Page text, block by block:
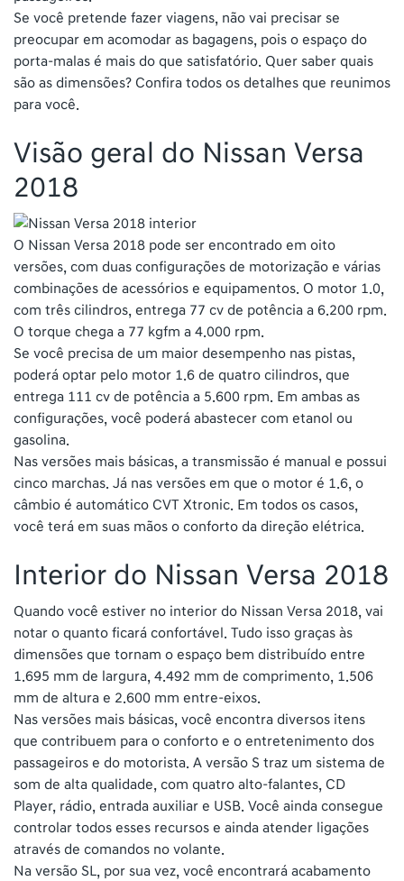
Se você pretende fazer viagens, não vai precisar se
preocupar em acomodar as bagagens, pois o espaço do
porta-malas é mais do que satisfatório. Quer saber quais
são as dimensões? Confira todos os detalhes que reunimos
para você.
Visão geral do Nissan Versa
2018
O Nissan Versa 2018 pode ser encontrado em oito
versões, com duas configurações de motorização e várias
combinações de acessórios e equipamentos. O motor 1.0,
com três cilindros, entrega 77 cv de potência a 6.200 rpm.
O torque chega a 77 kgfm a 4.000 rpm.
Se você precisa de um maior desempenho nas pistas,
poderá optar pelo motor 1.6 de quatro cilindros, que
entrega 111 cv de potência a 5.600 rpm. Em ambas as
configurações, você poderá abastecer com etanol ou
gasolina.
Nas versões mais básicas, a transmissão é manual e possui
cinco marchas. Já nas versões em que o motor é 1.6, o
câmbio é automático CVT Xtronic. Em todos os casos,
você terá em suas mãos o conforto da direção elétrica.
Interior do Nissan Versa 2018
Quando você estiver no interior do Nissan Versa 2018, vai
notar o quanto ficará confortável. Tudo isso graças às
dimensões que tornam o espaço bem distribuído entre
1.695 mm de largura, 4.492 mm de comprimento, 1.506
mm de altura e 2.600 mm entre-eixos.
Nas versões mais básicas, você encontra diversos itens
que contribuem para o conforto e o entretenimento dos
passageiros e do motorista. A versão S traz um sistema de
som de alta qualidade, com quatro alto-falantes, CD
Player, rádio, entrada auxiliar e USB. Você ainda consegue
controlar todos esses recursos e ainda atender ligações
através de comandos no volante.
Na versão SL, por sua vez, você encontrará acabamento